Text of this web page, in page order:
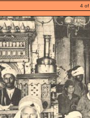
4 of